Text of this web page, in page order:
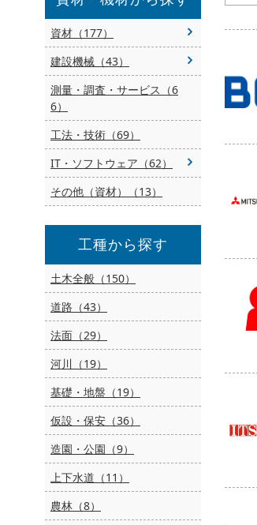
資材（177）
建設機械（43）
測量・調査・サービス（6
6）
工法・技術（69）
IT・ソフトウェア（62）
その他（資材）（13）
工種から探す
土木全般（150）
道路（43）
法面（29）
河川（19）
基礎・地盤（19）
仮設・保安（36）
造園・公園（9）
上下水道（11）
農林（8）